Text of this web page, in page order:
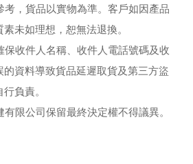
考，貨品以實物為準。客戶如因產品
未如理想，恕無法退換。
保收件人名稱、收件人電話號碼及收
資料導致貨品延遲取貨及第三方盜
負責。
限公司保留最終決定權不得議異。